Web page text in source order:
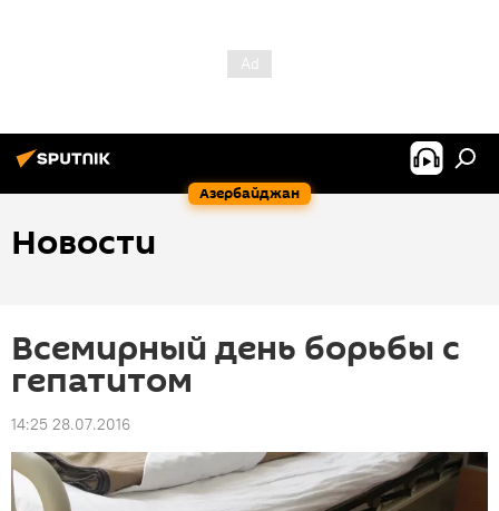
Азербайджан
Новости
Всемирный день борьбы с
гепатитом
14:25 28.07.2016